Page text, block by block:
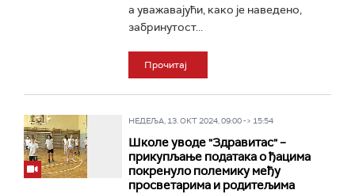
а уважавајући, како је наведено,
забринутост...
Прочитај
НЕДЕЉА, 13. ОКТ 2024, 09:00 -> 15:54
Школе уводе "Здравитас" –
прикупљање података о ђацима
покренуло полемику међу
просветарима и родитељима